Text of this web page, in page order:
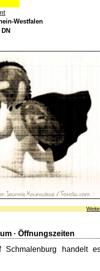
Westfalen
DN
· Öffnungszeiten
Schmalenburg handelt